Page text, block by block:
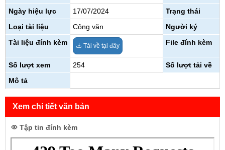
Ngày hiệu lực
17/07/2024
Trạng thái
Loại tài liệu
Công văn
Người ký
Tài liệu đính kèm
Tải về tại đây File đính kèm
Số lượt xem 254
Số lượt tải về
Mô tả
Xem chi tiết văn bản
Tập tin đính kèm